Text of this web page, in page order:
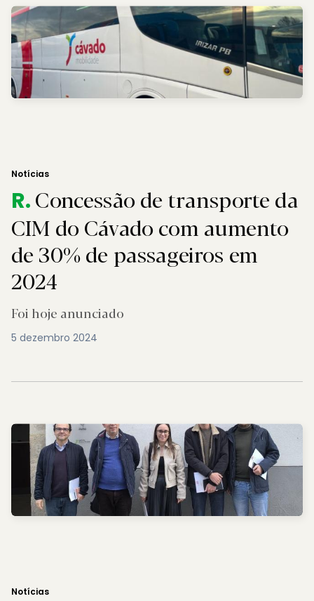
Notícias
R.Concessão de transporte da
CIM do Cávado com aumento
de 30% de passageiros em
2024
Foi hoje anunciado
5 dezembro 2024
Notícias